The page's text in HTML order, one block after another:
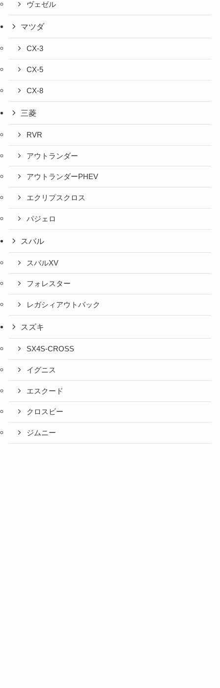
ヴェゼル
マツダ
CX-3
CX-5
CX-8
三菱
RVR
アウトランダー
アウトランダーPHEV
エクリプスクロス
パジェロ
スバル
スバルXV
フォレスター
レガシィアウトバック
スズキ
SX4S-CROSS
イグニス
エスクード
クロスビー
ジムニー